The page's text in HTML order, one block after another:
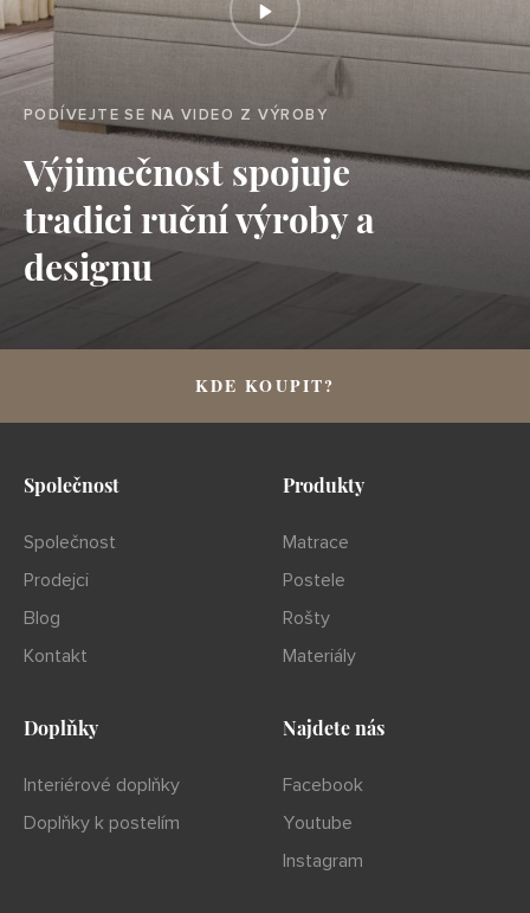
PODÍVEJTE SE NA VIDEO Z VÝROBY
Výjimečnost spojuje
tradici ruční výroby a
designu
KDE KOUPIT?
Společnost
Společnost
Prodejci
Blog
Kontakt
Produkty
Matrace
Postele
Rošty
Materiály
Doplňky
Interiérové doplňky
Doplňky k postelím
Najdete nás
Facebook
Youtube
Instagram